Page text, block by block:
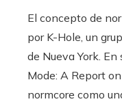
El concepto de
por K-Hole, un
de Nueva York.
Mode: A Report
normcore como